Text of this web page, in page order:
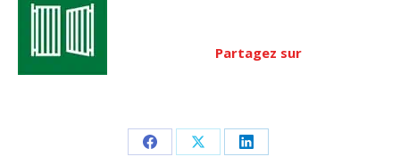
Partagez sur
PartagerPartagerPartager